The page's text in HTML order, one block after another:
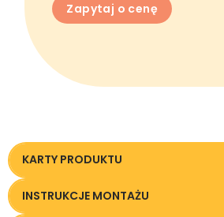
Zapytaj o cenę
KARTY PRODUKTU
Karta techniczna
INSTRUKCJE MONTAŻU